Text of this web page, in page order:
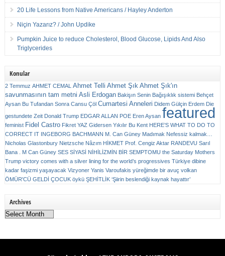
20 Life Lessons from Native Americans / Hayley Anderton
Niçin Yazarız? / John Updike
Pumpkin Juice to reduce Cholesterol, Blood Glucose, Lipids And Also
Triglycerides
Konular
2 Temmuz AHMET CEMAL Ahmet Telli Ahmet Şık Ahmet Şık'ın
savunmasının tam metni Asli Erdogan Bakişın Senin Bağışıklık sistemi Behçet
Aysan Bu Tufandan Sonra Cansu Çöl Cumartesi Anneleri Didem Gülçin Erdem Die
gestundete Zeit Donald Trump EDGAR ALLAN POE Eren Aysan featured
feminist Fidel Castro Fikret YAZ Gidersen Yıkılır Bu Kent HERE’S WHAT TO DO TO
CORRECT IT INGEBORG BACHMANN M. Can Güney Madımak Nefessiz kalmak…
Nicholas Glastonbury Nietzsche Nâzım HİKMET Prof. Cengiz Aktar RANDEVU Sarıl
Bana . M Can Güney SES SİYASİ NİHİLİZMİN BİR SEMPTOMU the Saturday Mothers
Trump victory comes with a silver lining for the world’s progressives Türkiye dibine
kadar faşizmi yaşayacak Vizyoner Yanis Varoufakis yüreğimde bir avuç volkan
ÖMÜR'CÜ GELDİ ÇOCUK öykü ŞEHİTLİK ‘Şiirin beslendiği kaynak hayattır’
Archives
Archives